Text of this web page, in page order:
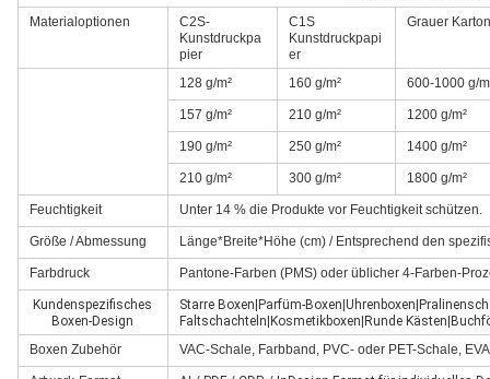
Materialoptionen
C2S-
Kunstdruckpa
pier
C1S
Kunstdruckpapi
er
Grauer Karton
128 g/m² 160 g/m² 600-1000 g/
157 g/m² 210 g/m² 1200 g/m²
190 g/m² 250 g/m² 1400 g/m²
210 g/m² 300 g/m² 1800 g/m²
Feuchtigkeit Unter 14 % die Produkte vor Feuchtigkeit schützen.
Größe / Abmessung Länge*Breite*Höhe (cm) / Entsprechend den
Farbdruck Pantone-Farben (PMS) oder üblicher 4-Farben-
Kundenspezifisches
Boxen-Design
Starre Boxen|Parfüm-
Faltschachteln|Kosmetikboxen|Runde
Boxen Zubehör
VAC-Schale, Farbband, PVC- oder PET-Schale,